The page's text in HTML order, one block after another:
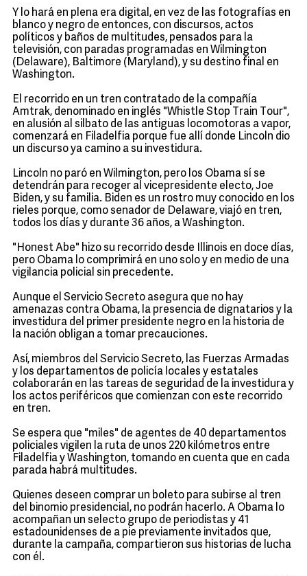
Y lo hará en plena era digital, en vez de las fotografías en
blanco y negro de entonces, con discursos, actos
políticos y baños de multitudes, pensados para la
televisión, con paradas programadas en Wilmington
(Delaware), Baltimore (Maryland), y su destino final en
Washington.
El recorrido en un tren contratado de la compañía
Amtrak, denominado en inglés "Whistle Stop Train Tour",
en alusión al silbato de las antiguas locomotoras a vapor,
comenzará en Filadelfia porque fue allí donde Lincoln dio
un discurso ya camino a su investidura.
Lincoln no paró en Wilmington, pero los Obama sí se
detendrán para recoger al vicepresidente electo, Joe
Biden, y su familia. Biden es un rostro muy conocido en los
rieles porque, como senador de Delaware, viajó en tren,
todos los días y durante 36 años, a Washington.
"Honest Abe" hizo su recorrido desde Illinois en doce días,
pero Obama lo comprimirá en uno solo y en medio de una
vigilancia policial sin precedente.
Aunque el Servicio Secreto asegura que no hay
amenazas contra Obama, la presencia de dignatarios y la
investidura del primer presidente negro en la historia de
la nación obligan a tomar precauciones.
Así, miembros del Servicio Secreto, las Fuerzas Armadas
y los departamentos de policía locales y estatales
colaborarán en las tareas de seguridad de la investidura y
los actos periféricos que comienzan con este recorrido
en tren.
Se espera que "miles" de agentes de 40 departamentos
policiales vigilen la ruta de unos 220 kilómetros entre
Filadelfia y Washington, tomando en cuenta que en cada
parada habrá multitudes.
Quienes deseen comprar un boleto para subirse al tren
del binomio presidencial, no podrán hacerlo. A Obama lo
acompañan un selecto grupo de periodistas y 41
estadounidenses de a pie previamente invitados que,
durante la campaña, compartieron sus historias de lucha
con él.